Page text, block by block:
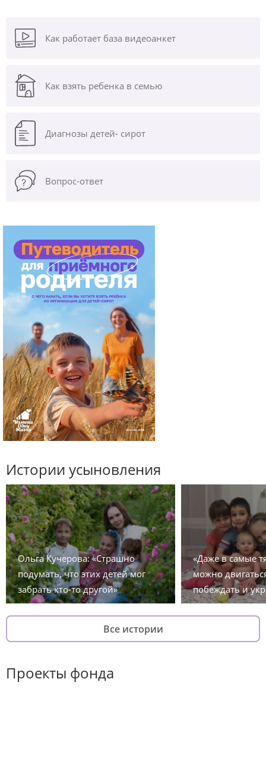
Как работает база видеоанкет
Как взять ребенка в семью
Диагнозы детей- сирот
Вопрос-ответ
Истории усыновления
Ольга Кучерова: «Страшно
подумать, что этих детей мог
забрать кто-то другой»
«Даже в самые
можно
побеждать и
Все истории
Проекты фонда